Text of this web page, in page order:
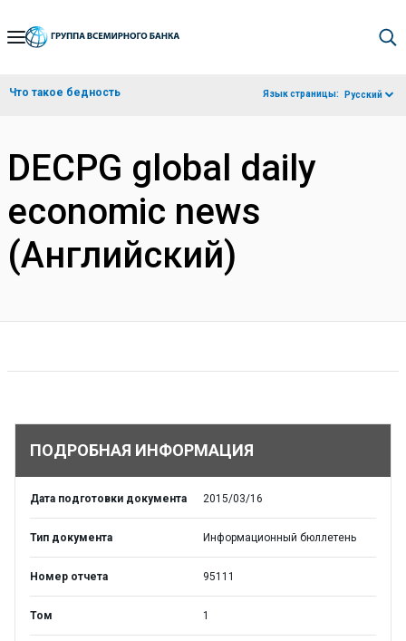
Skip
Navigation
Что такое бедность Язык страницы: Русский
DECPG global daily
economic news
(Английский)
ПОДРОБНАЯ ИНФОРМАЦИЯ
Дата подготовки документа 2015/03/16
Тип документа Информационный бюллетень
Номер отчета 95111
Том 1